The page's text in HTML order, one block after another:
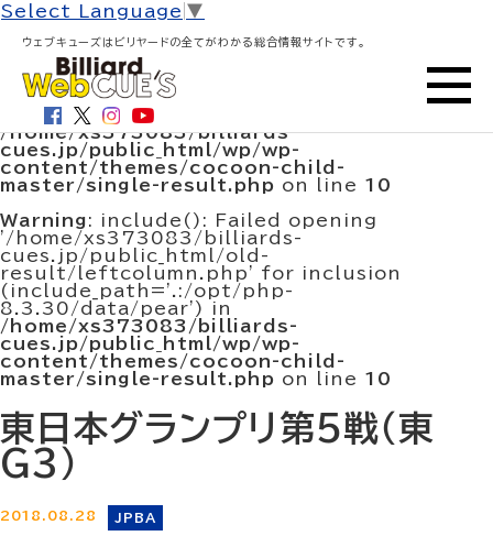
Select Language ▼
ウェブキューズはビリヤードの全てがわかる総合情報サイトです。
HOME>大会結果・試合結果
Warning: include(/home/xs373083/billiards-
cues.jp/public_html/old-
result/leftcolumn.php): Failed to open
stream: No such file or directory in
/home/xs373083/billiards-
cues.jp/public_html/wp/wp-
content/themes/cocoon-child-
master/single-result.php on line 10
Warning: include(): Failed opening
'/home/xs373083/billiards-
cues.jp/public_html/old-
result/leftcolumn.php' for inclusion
(include_path='.:/opt/php-
8.3.30/data/pear') in
/home/xs373083/billiards-
cues.jp/public_html/wp/wp-
content/themes/cocoon-child-
master/single-result.php on line 10
東日本グランプリ第5戦（東
G3）
2018.08.28 JPBA